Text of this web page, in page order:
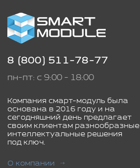
8 (800) 511-78-77
пн-пт: с 9:00 - 18:00
Компания смарт-модуль была
основана в 2016 году и на
сегодняшний день предлагает
своим клиентам разнообразные
интеллектуальные решения
под ключ.
О компании